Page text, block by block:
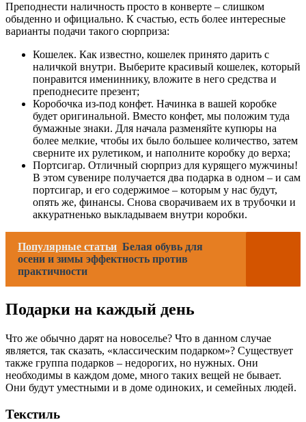
Преподнести наличность просто в конверте – слишком
обыденно и официально. К счастью, есть более интересные
варианты подачи такого сюрприза:
Кошелек. Как известно, кошелек принято дарить с
наличкой внутри. Выберите красивый кошелек, который
понравится имениннику, вложите в него средства и
преподнесите презент;
Коробочка из-под конфет. Начинка в вашей коробке
будет оригинальной. Вместо конфет, мы положим туда
бумажные знаки. Для начала разменяйте купюры на
более мелкие, чтобы их было большее количество, затем
сверните их рулетиком, и наполните коробку до верха;
Портсигар. Отличный сюрприз для курящего мужчины!
В этом сувенире получается два подарка в одном – и сам
портсигар, и его содержимое – которым у нас будут,
опять же, финансы. Снова сворачиваем их в трубочки и
аккуратненько выкладываем внутри коробки.
Популярные статьи Белая обувь для
осени и зимы эффектность против
практичности
Подарки на каждый день
Что же обычно дарят на новоселье? Что в данном случае
является, так сказать, «классическим подарком»? Существует
также группа подарков – недорогих, но нужных. Они
необходимы в каждом доме, много таких вещей не бывает.
Они будут уместными и в доме одиноких, и семейных людей.
Текстиль